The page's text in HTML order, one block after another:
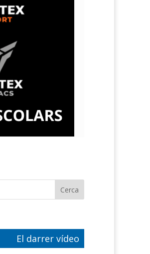
El darrer vídeo